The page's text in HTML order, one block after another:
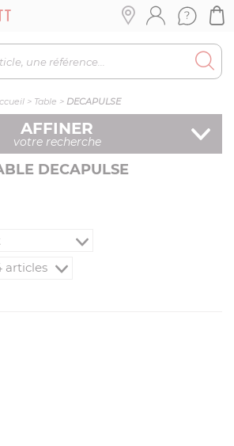
> Table > DECAPULSE
AFFINER
votre recherche
DECAPULSE